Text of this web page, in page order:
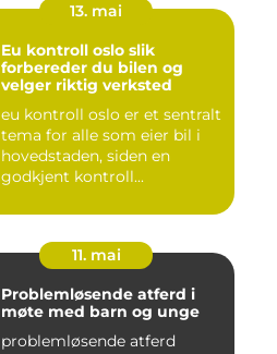
13. mai
Eu kontroll oslo slik
forbereder du bilen og
velger riktig verksted
eu kontroll oslo er et sentralt
tema for alle som eier bil i
hovedstaden, siden en
godkjent kontroll...
11. mai
Problemløsende atferd i
møte med barn og unge
problemløsende atferd